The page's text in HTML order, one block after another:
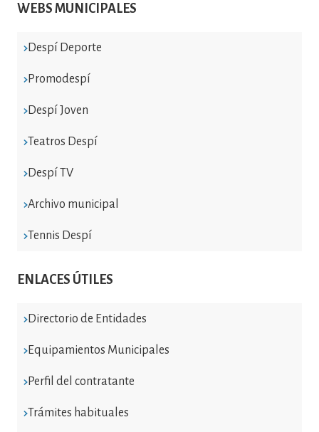
WEBS MUNICIPALES
Despí Deporte
Promodespí
Despí Joven
Teatros Despí
Despí TV
Archivo municipal
Tennis Despí
ENLACES ÚTILES
Directorio de Entidades
Equipamientos Municipales
Perfil del contratante
Trámites habituales